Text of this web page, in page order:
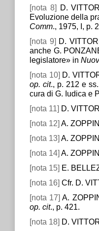
[nota 8]D.
Evoluzione della
Comm ., 1975, I, p.
[nota 9]D.
anche G.
legislatore» in
[nota 10]D.
op. cit., p. 212 e
cura di G. Iudica e
[nota 11] D.
[nota 12] A.
[nota 13] A.
[nota 14] A.
[nota 15] E.
[nota 16] Cfr. D.
[nota 17] A.
op. cit., p. 421.
[nota 18] D.